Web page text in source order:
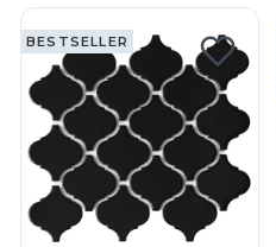
BESTSELLER